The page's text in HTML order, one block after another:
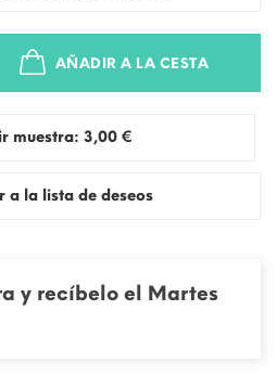
AÑADIR A LA CESTA
Pedir muestra: 3,00 €
a la lista de deseos
y recíbelo el Martes